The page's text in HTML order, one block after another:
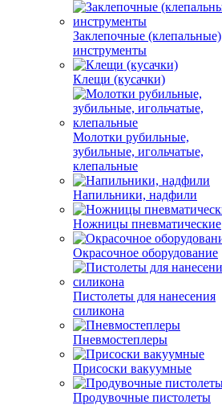
Заклепочные (клепальные)
инструменты
Клещи (кусачки)
Молотки рубильные,
зубильные, игольчатые,
клепальные
Напильники, надфили
Ножницы пневматические
Окрасочное оборудование
Пистолеты для нанесения
силикона
Пневмостеплеры
Присоски вакуумные
Продувочные пистолеты